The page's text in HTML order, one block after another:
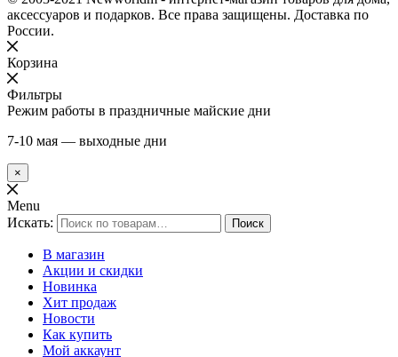
аксессуаров и подарков. Все права защищены. Доставка по
России.
Корзина
Фильтры
Режим работы в праздничные майские дни
7-10 мая — выходные дни
×
Menu
Искать:
Поиск
В магазин
Акции и скидки
Новинка
Хит продаж
Новости
Как купить
Мой аккаунт